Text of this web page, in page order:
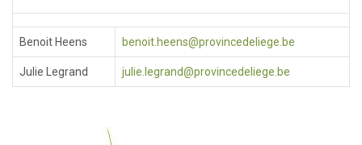
Benoit Heens benoit.heens@provincedeliege.be
Julie Legrand julie.legrand@provincedeliege.be